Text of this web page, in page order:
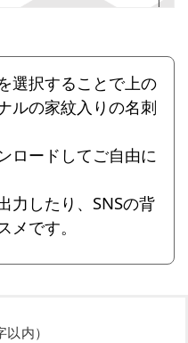
選択することで上の
ルの家紋入りの名刺
ロードしてご自由に
力したり、SNSの背
です。
内）